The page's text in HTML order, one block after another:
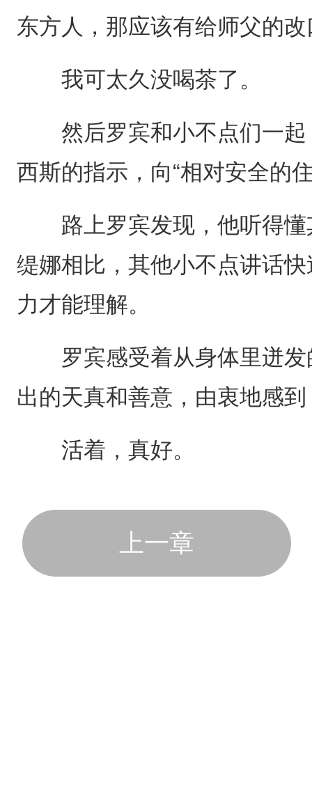
东方人，那应该有给师父的改
我可太久没喝茶了。
然后罗宾和小不点们一起
西斯的指示，向“相对安全的
路上罗宾发现，他听得懂
缇娜相比，其他小不点讲话
力才能理解。
罗宾感受着从身体里迸发
出的天真和善意，由衷地感到
活着，真好。
上一章